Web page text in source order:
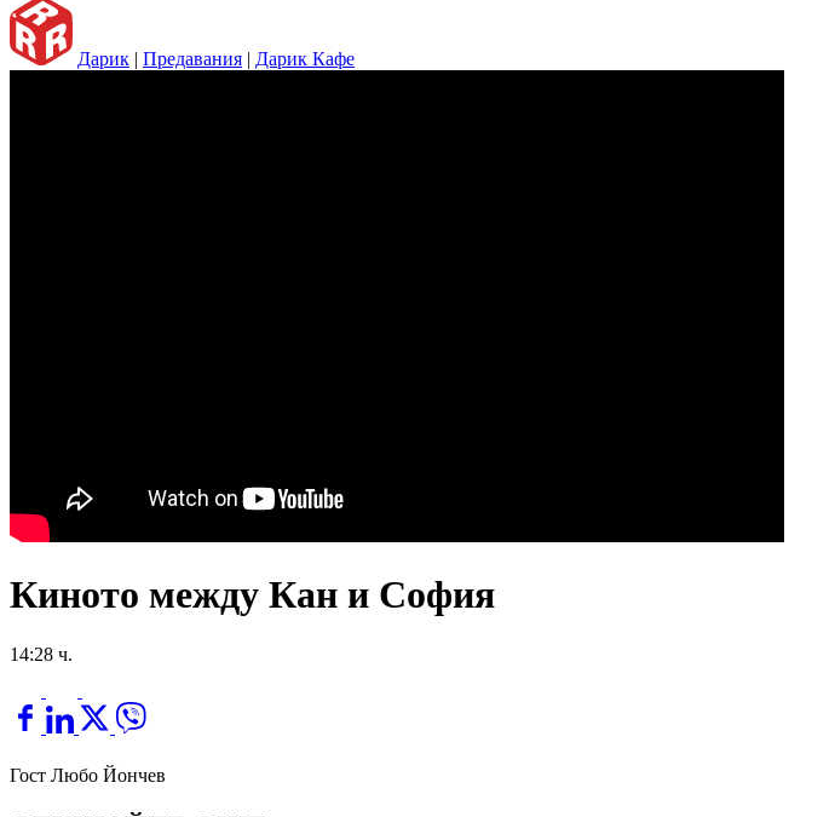
Дарик | Предавания | Дарик Кафе
Киното между Кан и София
14:28 ч.
Гост Любо Йончев